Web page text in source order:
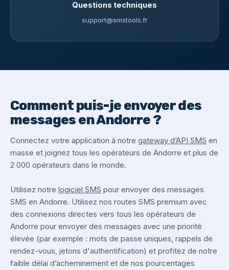
Questions techniques
support@smstools.fr
Comment puis-je envoyer des
messages en Andorre ?
Connectez votre application à notre gateway d’API SMS en
masse et joignez tous les opérateurs de Andorre et plus de
2 000 opérateurs dans le monde.
Utilisez notre logiciel SMS pour envoyer des messages
SMS en Andorre. Utilisez nos routes SMS premium avec
des connexions directes vers tous les opérateurs de
Andorre pour envoyer des messages avec une priorité
élevée (par exemple : mots de passe uniques, rappels de
rendez-vous, jetons d'authentification) et profitez de notre
faible délai d’acheminement et de nos pourcentages